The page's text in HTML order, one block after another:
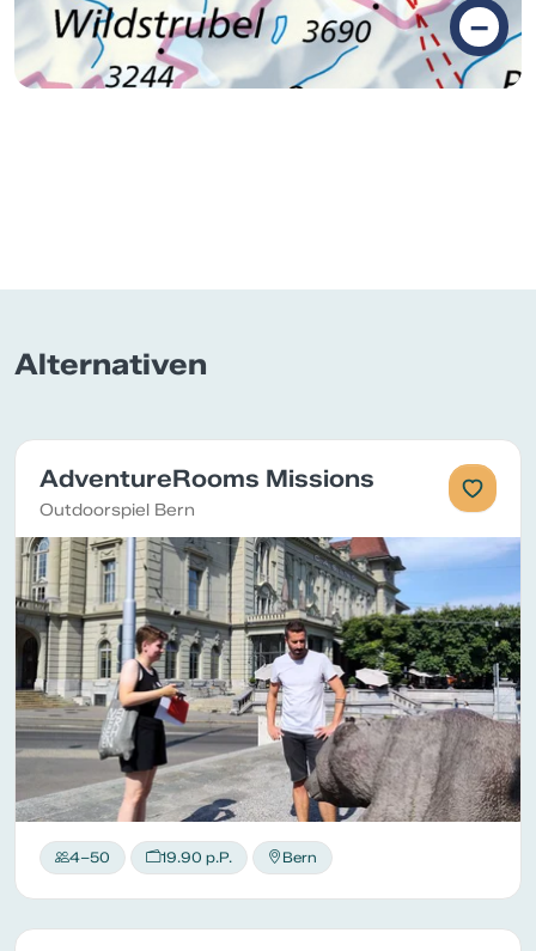
–
Alternativen
AdventureRooms Missions
Outdoorspiel Bern
4–50 19.90 p.P. Bern